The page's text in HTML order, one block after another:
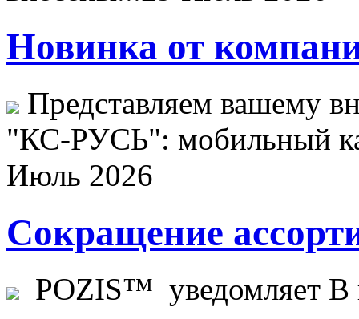
Новинка от
Представляем вашему
"КС-РУСЬ": мобильный
Июль 2026
Сокращение
POZIS™ уведомляет В